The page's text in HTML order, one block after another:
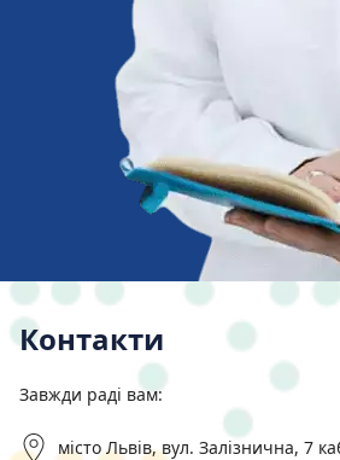
Контакти
Завжди раді вам:
місто Львів, вул. Залізнична, 7